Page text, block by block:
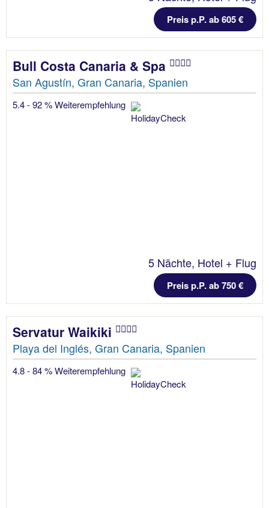
Preis p.P. ab 605 €
Bull Costa Canaria & Spa
San Agustín, Gran Canaria, Spanien
5.4 - 92 % Weiterempfehlung
5 Nächte, Hotel + Flug
Preis p.P. ab 750 €
Servatur Waikiki
Playa del Inglés, Gran Canaria, Spanien
4.8 - 84 % Weiterempfehlung